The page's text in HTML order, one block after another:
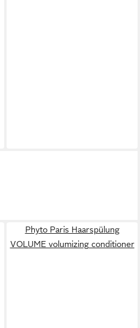
Phyto Paris Haarspülung
VOLUME volumizing conditioner